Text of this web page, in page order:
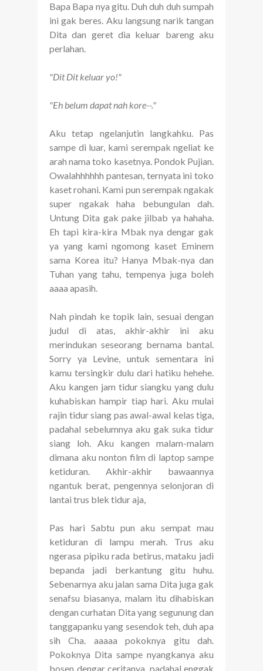
Bapa Bapa nya gitu. Duh duh duh sumpah
ini gak beres. Aku langsung narik tangan
Dita dan geret dia keluar bareng aku
perlahan.
"Dit Dit keluar yo!"
"Eh belum dapat nah kore--."
Aku tetap ngelanjutin langkahku. Pas
sampe di luar, kami serempak ngeliat ke
arah nama toko kasetnya. Pondok Pujian.
Owalahhhhhh pantesan, ternyata ini toko
kaset rohani. Kami pun serempak ngakak
super ngakak haha bebungulan dah.
Untung Dita gak pake jilbab ya hahaha.
Eh tapi kira-kira Mbak nya dengar gak
ya yang kami ngomong kaset Eminem
sama Korea itu? Hanya Mbak-nya dan
Tuhan yang tahu, tempenya juga boleh
aaaa apasih.
Nah pindah ke topik lain, sesuai dengan
judul di atas, akhir-akhir ini aku
merindukan seseorang bernama bantal.
Sorry ya Levine, untuk sementara ini
kamu tersingkir dulu dari hatiku hehehe.
Aku kangen jam tidur siangku yang dulu
kuhabiskan hampir tiap hari. Aku mulai
rajin tidur siang pas awal-awal kelas tiga,
padahal sebelumnya aku gak suka tidur
siang loh. Aku kangen malam-malam
dimana aku nonton film di laptop sampe
ketiduran. Akhir-akhir bawaannya
ngantuk berat, pengennya selonjoran di
lantai trus blek tidur aja,
Pas hari Sabtu pun aku sempat mau
ketiduran di lampu merah. Trus aku
ngerasa pipiku rada betirus, mataku jadi
bepanda jadi berkantung gitu huhu.
Sebenarnya aku jalan sama Dita juga gak
senafsu biasanya, malam itu dihabiskan
dengan curhatan Dita yang segunung dan
tanggapanku yang sesendok teh, duh apa
sih Cha. aaaaa pokoknya gitu dah.
Pokoknya Dita sampe nyangkanya aku
bosen dengar ceritanya, padahal enggak